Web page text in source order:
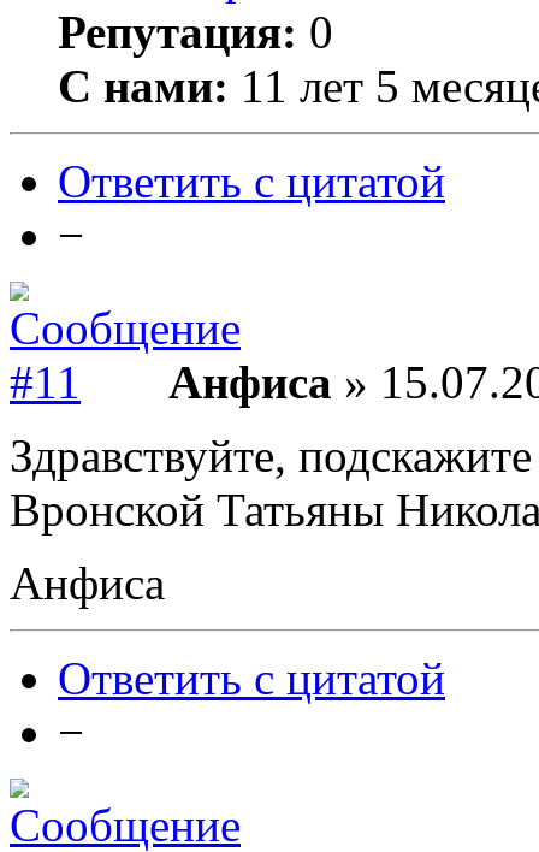
Репутация: 0
С нами: 11 лет 5
Ответить с цитатой
−
Анфиса »
Здравствуйте,
Вронской Татьяны
Анфиса
Ответить с цитатой
−